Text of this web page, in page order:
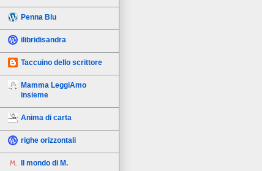
Penna Blu
ilibridisandra
Taccuino dello scrittore
Mamma LeggiAmo
insieme
Anima di carta
righe orizzontali
Il mondo di M.